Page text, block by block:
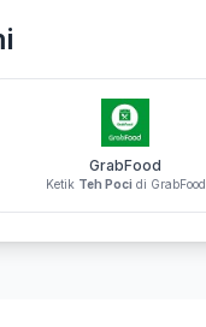
GrabFood
Ketik Teh Poci di GrabFood